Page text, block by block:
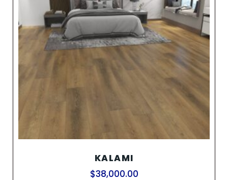
KALAMI
$38,000.00